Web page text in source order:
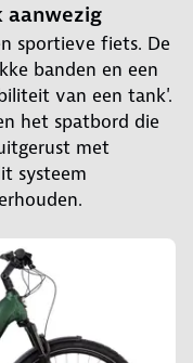
aanwezig
sportieve fiets. De
banden en een
van een tank'.
het spatbord die
met
systeem